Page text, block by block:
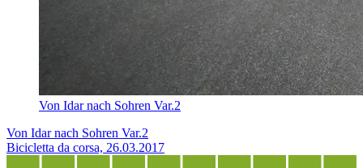
Von Idar nach Sohren Var.2
Von Idar nach Sohren Var.2
Bicicletta da corsa, 26.03.2017